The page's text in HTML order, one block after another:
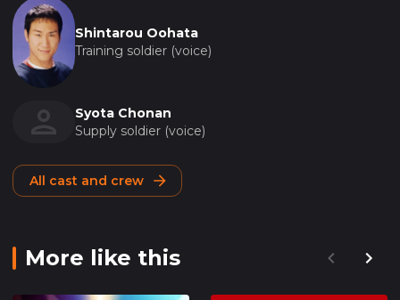
Shintarou Oohata
Training soldier (voice)
Syota Chonan
Supply soldier (voice)
All cast and crew
More like this